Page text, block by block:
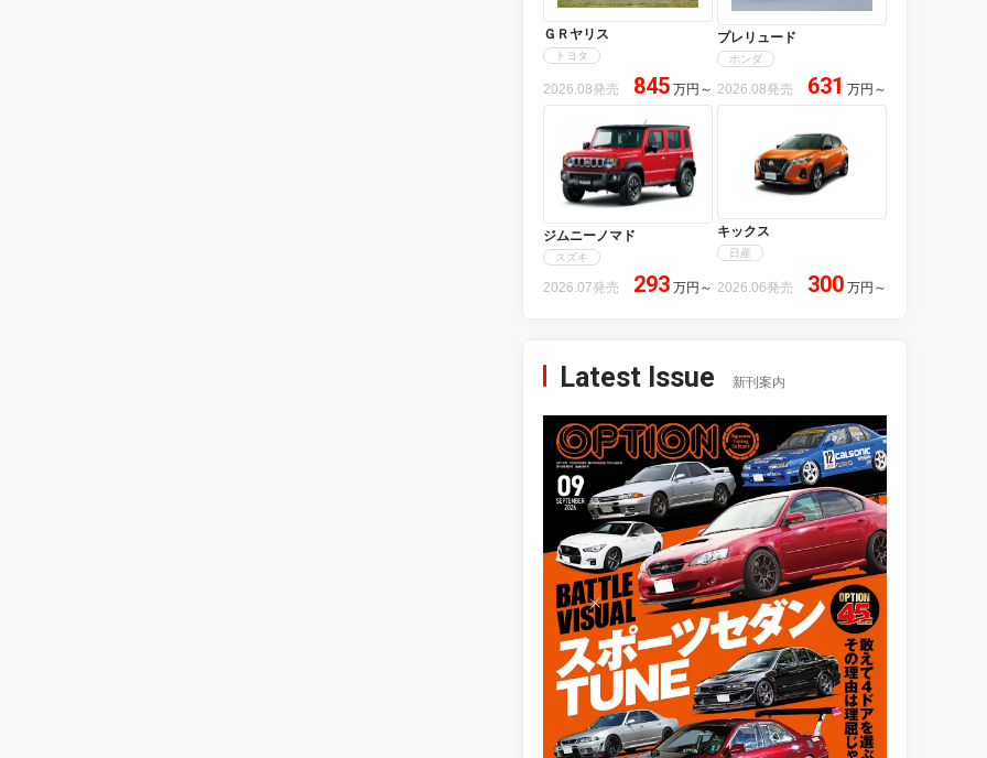
ＧＲヤリス
トヨタ
2026.08発売 845 万円 ～
プレリュード
ホンダ
2026.08発売 631 万円 ～
ジムニーノマド
スズキ
2026.07発売 293 万円 ～
キックス
日産
2026.06発売 300 万円 ～
Latest Issue 新刊案内